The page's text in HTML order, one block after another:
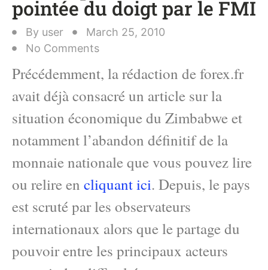
pointée du doigt par le FMI
By user
March 25, 2010
No Comments
Précédemment, la rédaction de forex.fr
avait déjà consacré un article sur la
situation économique du Zimbabwe et
notamment l’abandon définitif de la
monnaie nationale que vous pouvez lire
ou relire en cliquant ici. Depuis, le pays
est scruté par les observateurs
internationaux alors que le partage du
pouvoir entre les principaux acteurs